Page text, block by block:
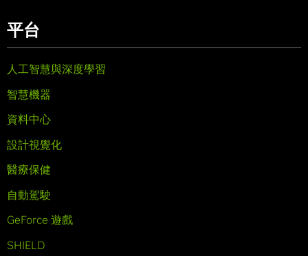
平台
人工智慧與深度學習
智慧機器
資料中心
設計視覺化
醫療保健
自動駕駛
GeForce 遊戲
SHIELD